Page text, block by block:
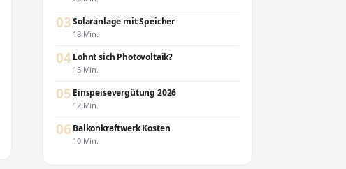
03Solaranlage mit Speicher
18 Min.
04Lohnt sich Photovoltaik?
15 Min.
05 Einspeisevergütung 2026
12 Min.
06 Balkonkraftwerk Kosten
10 Min.